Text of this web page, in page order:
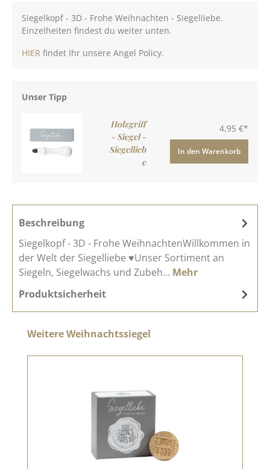
Siegelkopf - 3D - Frohe Weihnachten - Siegelliebe.
Einzelheiten findest du weiter unten.
HIER findet Ihr unsere Angel Policy.
Unser Tipp
Holzgriff
- Siegel -
Siegellieb
e
4,95 €*
In den Warenkorb
Beschreibung
Siegelkopf - 3D - Frohe WeihnachtenWillkommen in
der Welt der Siegelliebe ♥Unser Sortiment an
Siegeln, Siegelwachs und Zubeh… Mehr
Produktsicherheit
Produktgalerie überspringen
Weitere Weihnachtssiegel